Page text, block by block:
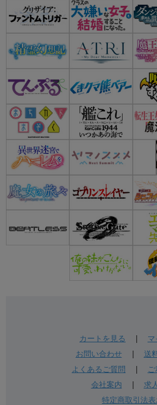
カートを見る
マ
お問い合わせ| 送
よくあるご質問
会社案内
求
特定商取引法